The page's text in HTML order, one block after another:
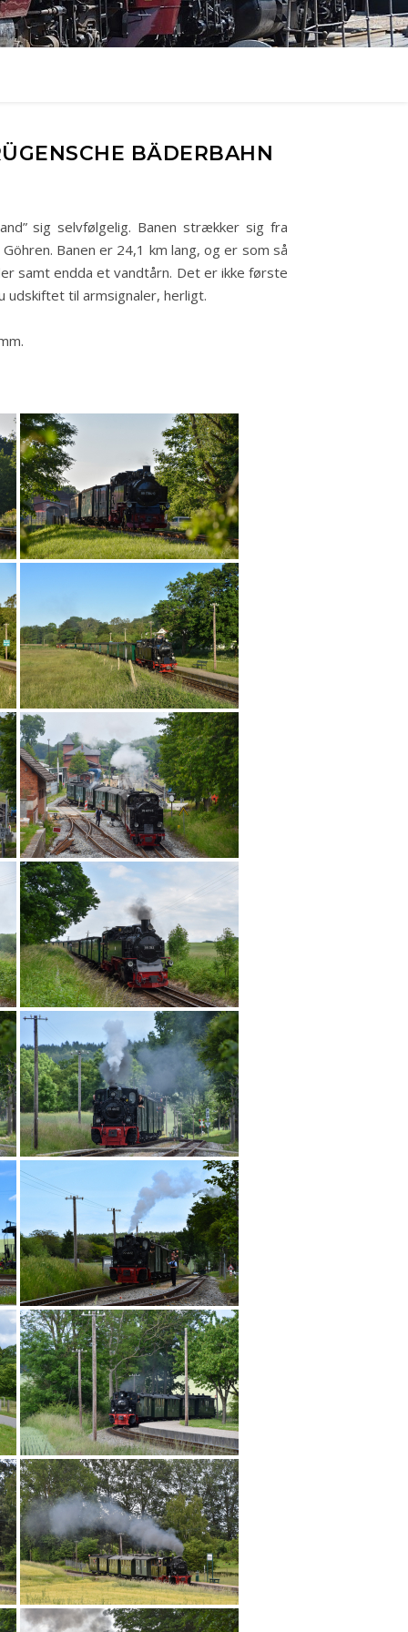
BÄDERBAHN
sig selvfølgelig. Banen strækker sig fra
Banen er 24,1 km lang, og er som så
samt endda et vandtårn. Det er ikke første
udskiftet til armsignaler, herligt.